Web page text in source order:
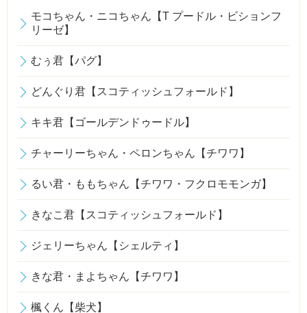
モコちゃん・ニコちゃん【T プードル・ビションフ
リーゼ】
むぅ君【パグ】
どんぐり君【スコティッシュフォールド】
キキ君【ゴールデンドゥードル】
チャーリーちゃん・ペロンちゃん【チワワ】
るい君・ももちゃん【チワワ・フクロモモンガ】
きなこ君【スコティッシュフォールド】
ジェリーちゃん【シェルティ】
きな君・まよちゃん【チワワ】
楓くん【柴犬】